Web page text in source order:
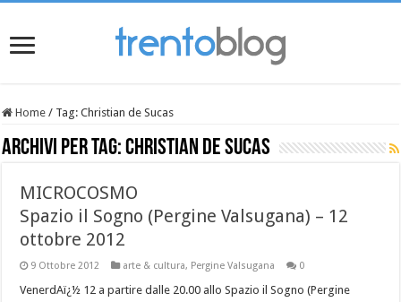
Home / Tag:Christian de Sucas
Archivi per tag:Christian de Sucas
MICROCOSMO
Spazio il Sogno (Pergine Valsugana) – 12
ottobre 2012
9 Ottobre 2012 arte & cultura, Pergine Valsugana 0
VenerdAï¿½ 12 a partire dalle 20.00 allo Spazio il Sogno (Pergine